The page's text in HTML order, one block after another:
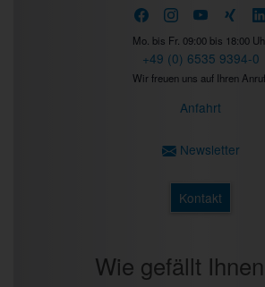
Mo. bis Fr. 09:00 bis 18:00
+49 (0) 6535 9394-0
Wir freuen uns auf Ihren
Anfahrt
Newsletter
Kontakt
Wie gefällt